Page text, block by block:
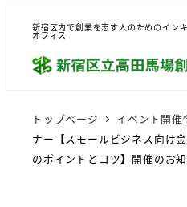
新宿区内で創業を志す人のためのイン
オフィス
トップページ イベント開催
ナー【スモールビジネス向け
のポイントとコツ】開催のお